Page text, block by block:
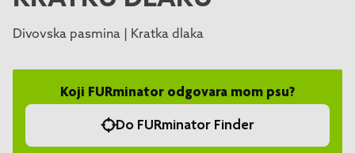
Divovska pasmina | Kratka dlaka
Koji FURminator odgovara mom psu?
Do FURminator Finder